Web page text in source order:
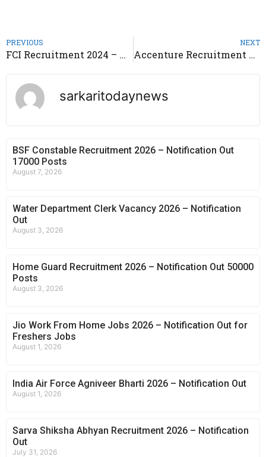
PREVIOUS
FCI Recruitment 2024 – Notification OUt
NEXT
Accenture Recruitment 2024 – No Fee Apply Online Now
sarkaritodaynews
BSF Constable Recruitment 2026 – Notification Out
17000 Posts
August 7, 2026
Water Department Clerk Vacancy 2026 – Notification
Out
August 3, 2026
Home Guard Recruitment 2026 – Notification Out 50000
Posts
August 3, 2026
Jio Work From Home Jobs 2026 – Notification Out for
Freshers Jobs
August 1, 2026
India Air Force Agniveer Bharti 2026 – Notification Out
August 1, 2026
Sarva Shiksha Abhyan Recruitment 2026 – Notification
Out
July 31, 2026